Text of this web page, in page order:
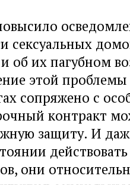
сексуальных
и об их пагубном
этой проблемы
сопряжено с
контракт
защиту. И
они